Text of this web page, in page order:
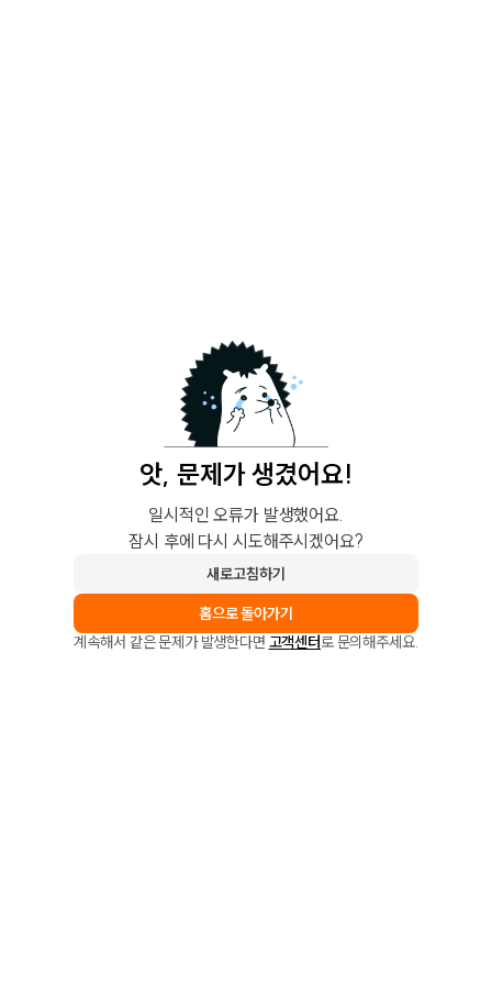
앗, 문제가 생겼어요!
일시적인 오류가 발생했어요.
잠시 후에 다시 시도해주시겠어요?
새로고침하기
홈으로 돌아가기
계속해서 같은 문제가 발생한다면 고객센터로 문의해주세요.